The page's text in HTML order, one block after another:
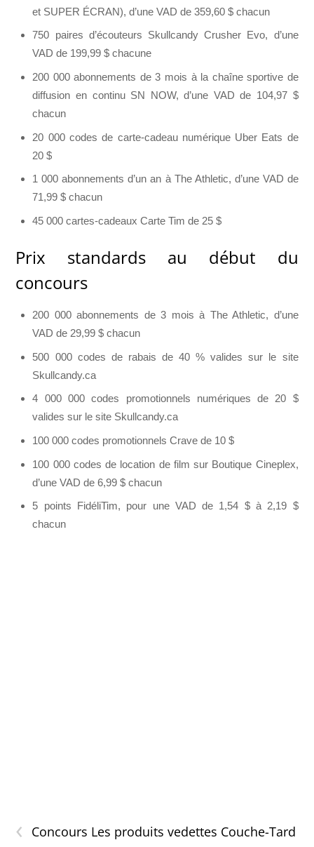
et SUPER ÉCRAN), d’une VAD de 359,60 $ chacun
750 paires d’écouteurs Skullcandy Crusher Evo, d’une
VAD de 199,99 $ chacune
200 000 abonnements de 3 mois à la chaîne sportive de
diffusion en continu SN NOW, d’une VAD de 104,97 $
chacun
20 000 codes de carte-cadeau numérique Uber Eats de
20 $
1 000 abonnements d’un an à The Athletic, d’une VAD de
71,99 $ chacun
45 000 cartes-cadeaux Carte Tim de 25 $
Prix standards au début du
concours
200 000 abonnements de 3 mois à The Athletic, d’une
VAD de 29,99 $ chacun
500 000 codes de rabais de 40 % valides sur le site
Skullcandy.ca
4 000 000 codes promotionnels numériques de 20 $
valides sur le site Skullcandy.ca
100 000 codes promotionnels Crave de 10 $
100 000 codes de location de film sur Boutique Cineplex,
d’une VAD de 6,99 $ chacun
5 points FidéliTim, pour une VAD de 1,54 $ à 2,19 $
chacun
‹ Concours Les produits vedettes Couche-Tard